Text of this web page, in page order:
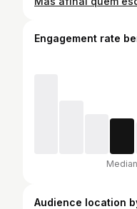
Engagement rate
Median
Audience location